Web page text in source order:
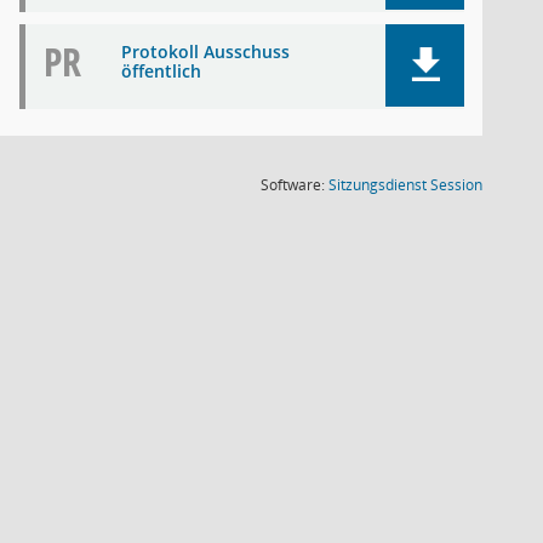
PR
Protokoll Ausschuss
öffentlich
Software:SitzungsdienstSession(Wird in